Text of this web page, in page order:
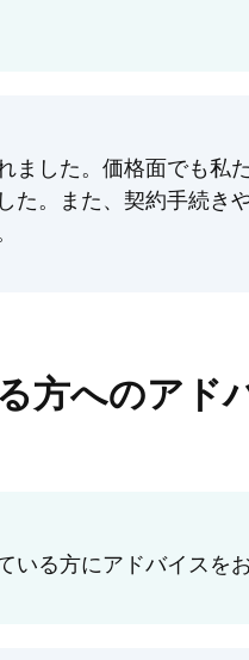
ました。価格面でも私
た。また、契約手続き
方へのアド
る方にアドバイスをお